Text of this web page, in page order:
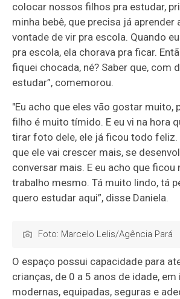
colocar nossos filhos pra estudar,
minha bebê, que precisa já aprender
vontade de vir pra escola. Quando
pra escola, ela chorava pra ficar.
fiquei chocada, né? Saber que, com
estudar”, comemorou.
"Eu acho que eles vão gostar muito,
filho é muito tímido. E eu vi na hora
tirar foto dele, ele já ficou todo feliz.
que ele vai crescer mais, se
conversar mais. E eu acho que ficou
trabalho mesmo. Tá muito lindo, tá
quero estudar aqui”, disse Daniela.
Foto: Marcelo Lelis/Agência Pará
O espaço possui capacidade para
crianças, de 0 a 5 anos de idade,
modernas, equipadas, seguras e